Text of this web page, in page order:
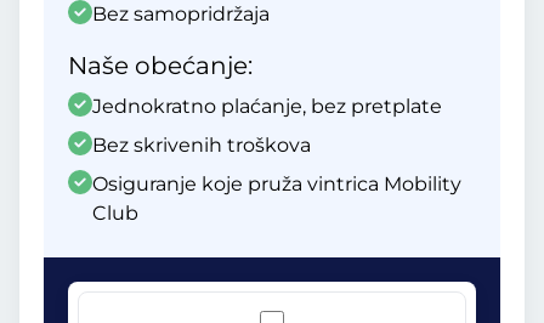
Bez samopridržaja
Naše obećanje:
Jednokratno plaćanje, bez pretplate
Bez skrivenih troškova
Osiguranje koje pruža vintrica Mobility
Club